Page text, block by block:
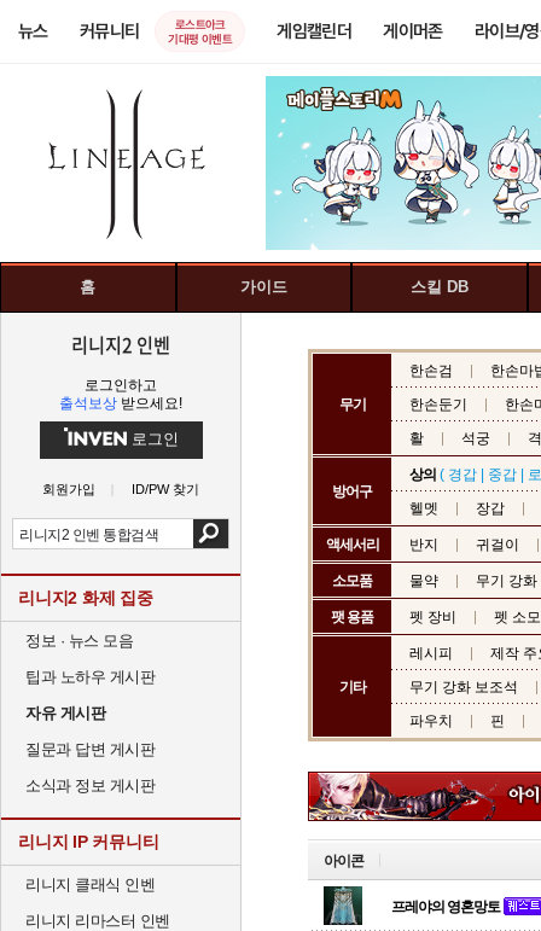
뉴스 커뮤니티
로스트아크
기대평 이벤트
게임캘린더 게이머존 라이브/
홈 가이드 스킬 DB
리니지2 인벤
로그인하고
출석보상 받으세요!
로그인
회원가입 ID/PW 찾기
리니지2 화제 집중
정보 · 뉴스 모음
팁과 노하우 게시판
자유 게시판
질문과 답변 게시판
소식과 정보 게시판
리니지 IP 커뮤니티
리니지 클래식 인벤
리니지 리마스터 인벤
무기
한손검
한손마
한손둔기
한손
활
석궁
방어구
상의 ( 경갑 중갑
헬멧
장갑
액세서리 반지 귀걸이
소모품 물약 무기 강
팻 용품 펫 장비 펫 소
기타
레시피
제작 주
무기 강화 보조석
파우치
핀
아이콘
프레야의 영혼망토